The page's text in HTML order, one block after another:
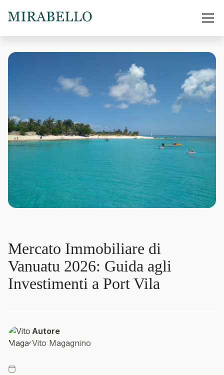
Mercato Immobiliare di
Vanuatu 2026: Guida agli
Investimenti a Port Vila
Autore
Vito Magagnino